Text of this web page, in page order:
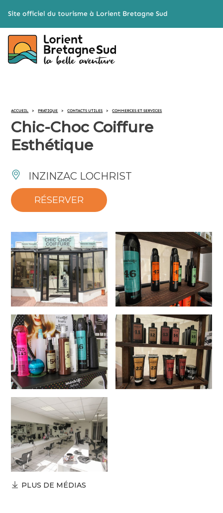
Site officiel du tourisme à Lorient Bretagne Sud
ACCUEIL > PRATIQUE > CONTACTS UTILES > COMMERCES ET SERVICES
Chic-Choc Coiffure
Esthétique
INZINZAC LOCHRIST
RÉSERVER
PLUS DE MÉDIAS